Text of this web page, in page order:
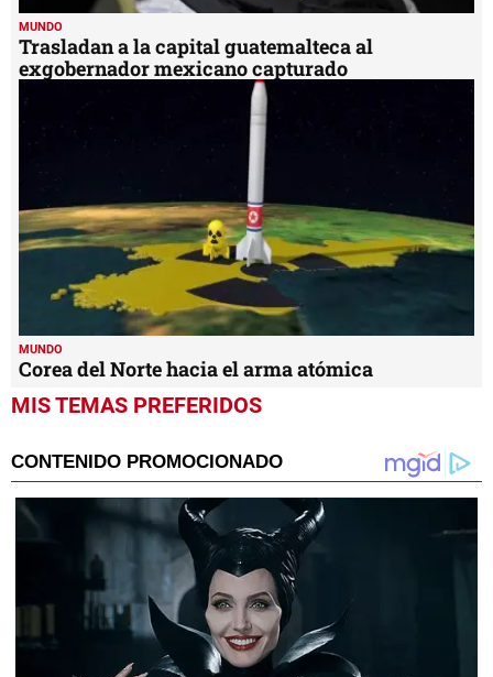
MUNDO
Trasladan a la capital guatemalteca al
exgobernador mexicano capturado
MUNDO
Corea del Norte hacia el arma atómica
MIS TEMAS PREFERIDOS